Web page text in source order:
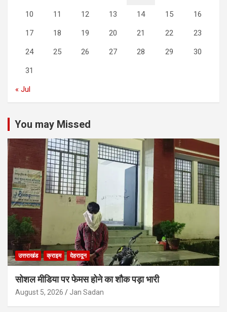
10 11 12 13 14 15 16
17 18 19 20 21 22 23
24 25 26 27 28 29 30
31
« Jul
You may Missed
उत्तराखंड क्राइम देहरादून
सोशल मीडिया पर फेमस होने का शौक पड़ा भारी
August 5, 2026 Jan Sadan